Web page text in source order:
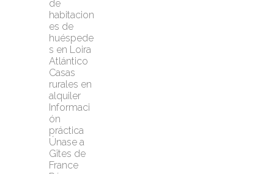
de
habitacion
es de
huéspede
s en Loira
Atlántico
Casas
rurales en
alquiler
Informaci
ón
práctica
Únase a
Gîtes de
France